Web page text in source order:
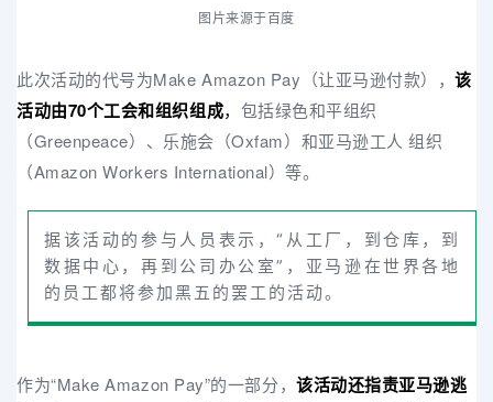
图片来源于百度
此次活动的代号为Make Amazon Pay（让亚马逊付款），该
活动由70个工会和组织组成， 包括绿色和平组织
（Greenpeace）、乐施会（Oxfam）和亚马逊工人 组织
（Amazon Workers International）等。
据该活动的参与人员表示，“从工厂，到仓库，到
数据中心，再到公司办公室”，亚马逊在世界各地
的员工都将参加黑五的罢工的活动。
作为“Make Amazon Pay”的一部分，该活动还指责亚马逊逃